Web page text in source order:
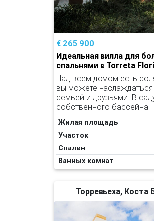
€ 265 900
Идеальная вилла для
спальнями в Torreta
Над всем домом есть
вы можете
семьей и друзьями. В
собственного бассейна
Жилая площадь
Участок
Спален
Ванных комнат
Торревьеха, Коста